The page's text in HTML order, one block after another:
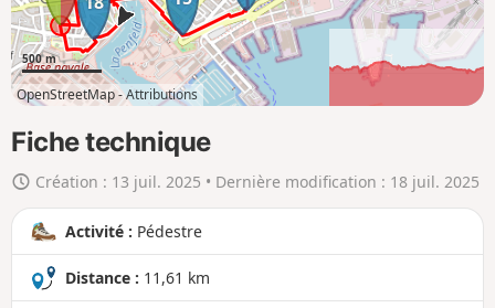
r
t
e
e
n
r
n
d
500 m
OpenStreetMap -Attributions
Fiche technique
Création : 13 juil. 2025 • Dernière modification : 18 juil. 2025
Activité : Pédestre
Distance : 11,61 km